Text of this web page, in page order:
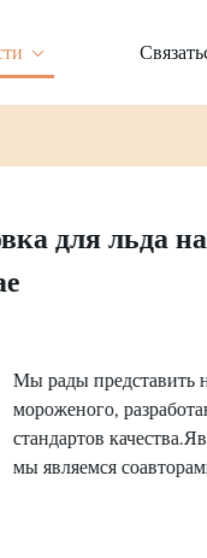
для льда
Мы рады представить
мороженого,
стандартов
мы являемся